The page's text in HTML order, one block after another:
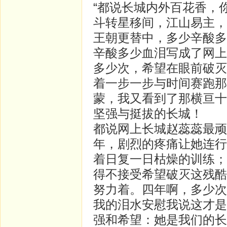
“都说长城内外百花香，
斗转星移间，江山易主
王朝更替中，多少辛酸
辛酸多少血泪写成了网
多少次，希望在眼前破
着一步一步与时间赛跑
蒙，我又看到了那横亘
坚强与挺拔的长城！
都说网上长城赵蕊蕊最
年，剧烈的疼痛让她连
着日复一日枯燥的训练
得不接受希望破灭这残
努力着。四年啊，多少
我的泪水安慰我说这才
强和希望：她是我们的